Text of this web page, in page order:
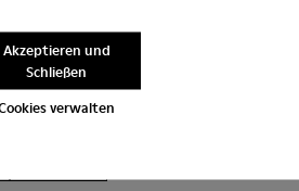
verwalten
Akzeptieren und
Schließen
Clogs
Lässige Schuhe
Elegante Schuhe